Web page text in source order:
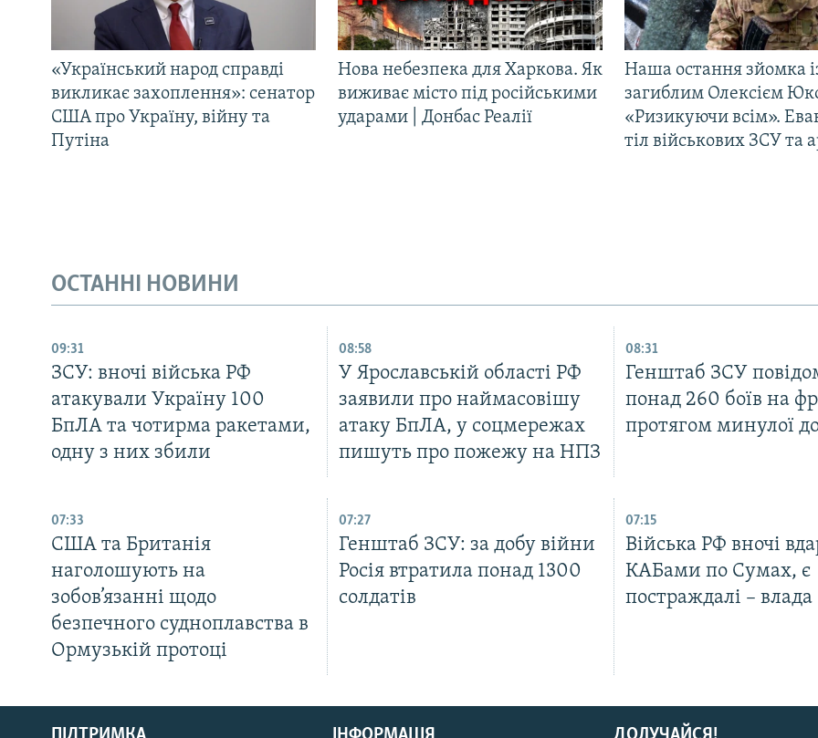
РУС
«Український народ справді
викликає захоплення»: сенатор
США про Україну, війну та
Путіна
Нова небезпека для Харкова. Як
виживає місто під російськими
ударами | Донбас Реалії
Наша остання зйомка
загиблим Олексієм
«Ризикуючи всім».
тіл військових ЗСУ та
ОСТАННІ НОВИНИ
09:31
ЗСУ: вночі війська РФ
атакували Україну 100
БпЛА та чотирма ракетами,
одну з них збили
08:58
У Ярославській області РФ
заявили про наймасовішу
атаку БпЛА, у соцмережах
пишуть про пожежу на НПЗ
08:31
Генштаб ЗСУ
понад 260 боїв на
протягом минулої
07:33
США та Британія
наголошують на
зобов’язанні щодо
безпечного судноплавства в
Ормузькій протоці
07:27
Генштаб ЗСУ: за добу війни
Росія втратила понад 1300
солдатів
07:15
Війська РФ вночі
КАБами по Сумах, є
постраждалі – влада